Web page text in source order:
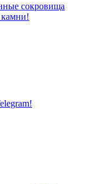
сокровища